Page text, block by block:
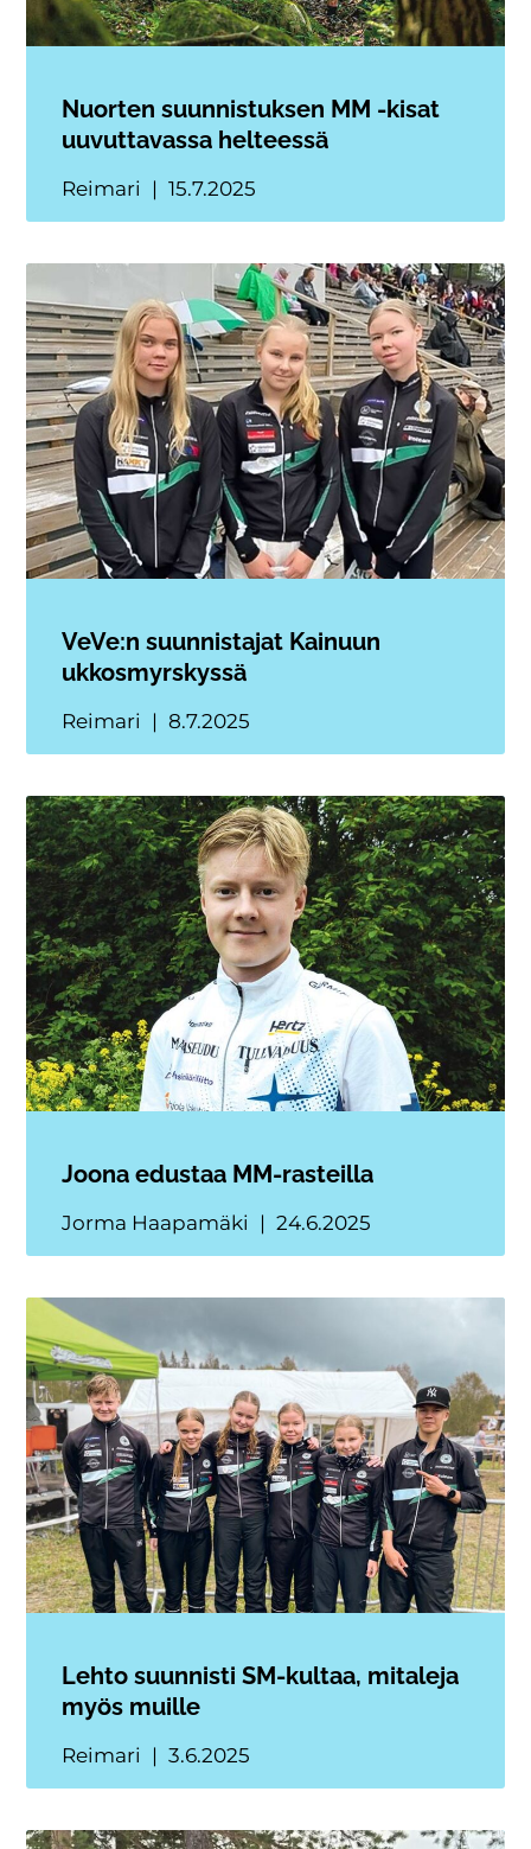
Nuorten suunnistuksen MM -kisat
uuvuttavassa helteessä
Reimari 15.7.2025
VeVe:n suunnistajat Kainuun
ukkosmyrskyssä
Reimari 8.7.2025
Joona edustaa MM-rasteilla
Jorma Haapamäki 24.6.2025
Lehto suunnisti SM-kultaa, mitaleja
myös muille
Reimari 3.6.2025